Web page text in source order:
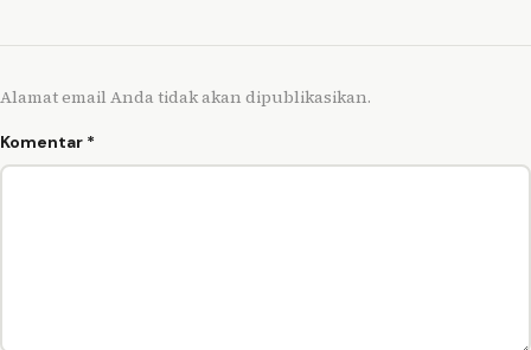
Alamat email Anda tidak akan dipublikasikan.
Komentar *